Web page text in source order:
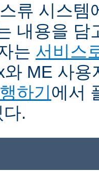
류 시스템
내용을 담
는 서비스
와 ME 사
하기에서
.